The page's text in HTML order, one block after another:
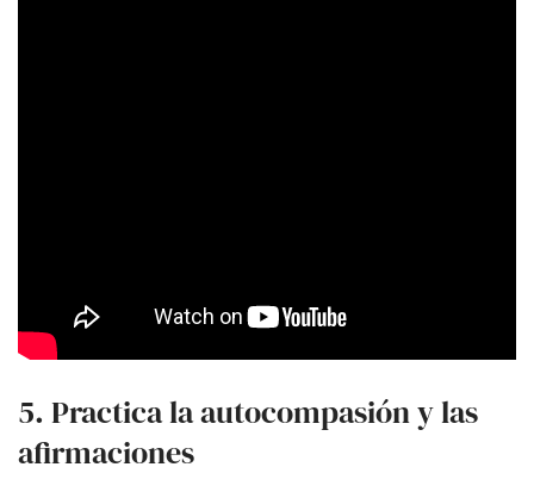
5. Practica la autocompasión y las
afirmaciones